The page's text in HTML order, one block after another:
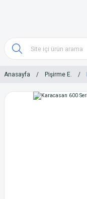
Anasayfa Pişirme E.